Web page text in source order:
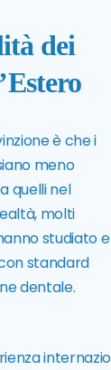
dei
è che i
meno
quelli nel
molti
studiato e
standard
dentale.